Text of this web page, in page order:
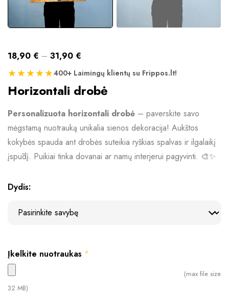
18,90 € – 31,90 €
★★★★★400+ Laimingų klientų su Frippos.lt!
Horizontali drobė
Personalizuota horizontali drobė – paverskite savo
mėgstamą nuotrauką unikalia sienos dekoracija! Aukštos
kokybės spauda ant drobės suteikia ryškias spalvas ir ilgalaikį
įspūdį. Puikiai tinka dovanai ar namų interjerui pagyvinti. 🎨✨
Dydis:
Įkelkite nuotraukas *
(max file size
32 MB)